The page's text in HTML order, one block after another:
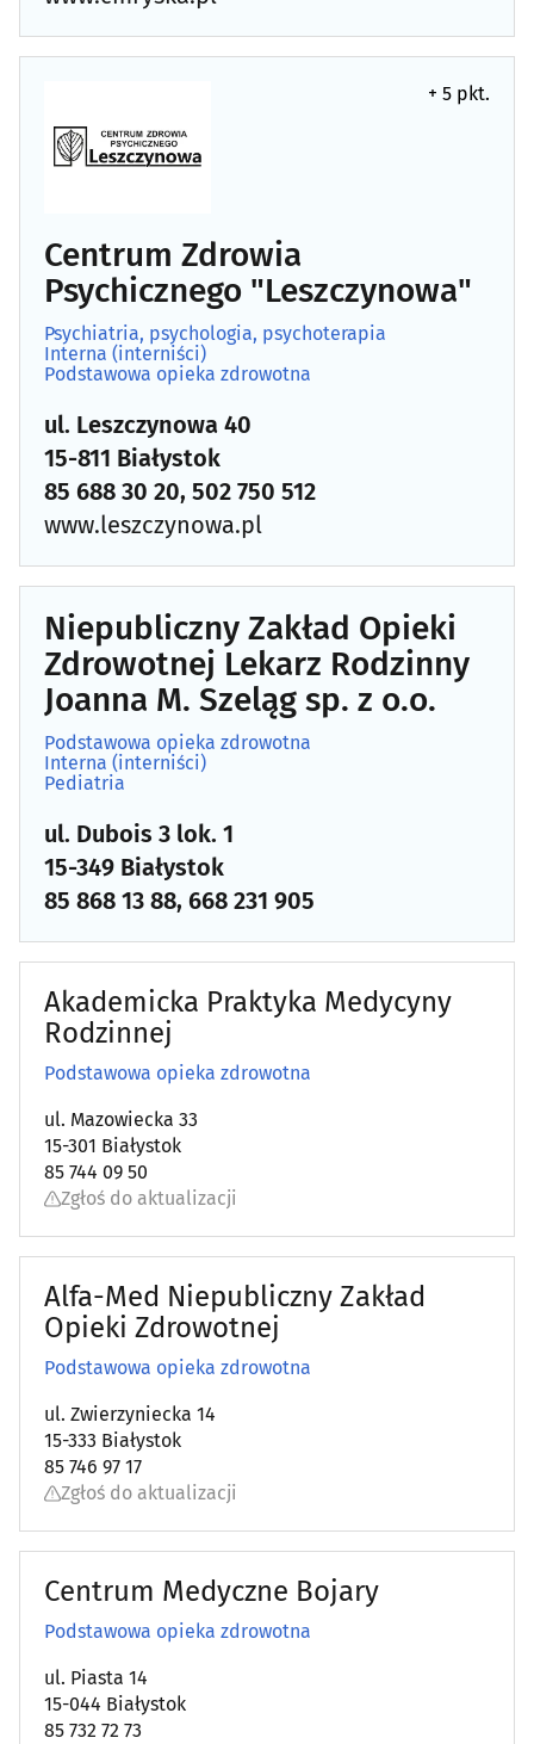
+ 5 pkt.
Centrum Zdrowia
Psychicznego "Leszczynowa"
Psychiatria, psychologia, psychoterapia
Interna (interniści)
Podstawowa opieka zdrowotna
ul. Leszczynowa 40
15-811 Białystok
85 688 30 20, 502 750 512
www.leszczynowa.pl
Niepubliczny Zakład Opieki
Zdrowotnej Lekarz Rodzinny
Joanna M. Szeląg sp. z o.o.
Podstawowa opieka zdrowotna
Interna (interniści)
Pediatria
ul. Dubois 3 lok. 1
15-349 Białystok
85 868 13 88, 668 231 905
Akademicka Praktyka Medycyny
Rodzinnej
Podstawowa opieka zdrowotna
ul. Mazowiecka 33
15-301 Białystok
85 744 09 50
Zgłoś do aktualizacji
Alfa-Med Niepubliczny Zakład
Opieki Zdrowotnej
Podstawowa opieka zdrowotna
ul. Zwierzyniecka 14
15-333 Białystok
85 746 97 17
Zgłoś do aktualizacji
Centrum Medyczne Bojary
Podstawowa opieka zdrowotna
ul. Piasta 14
15-044 Białystok
85 732 72 73